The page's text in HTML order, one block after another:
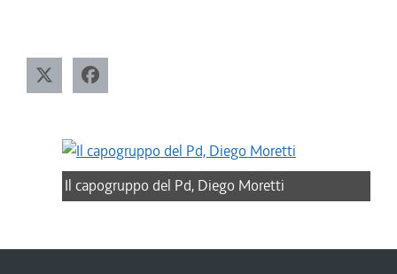
Il capogruppo del Pd, Diego Moretti